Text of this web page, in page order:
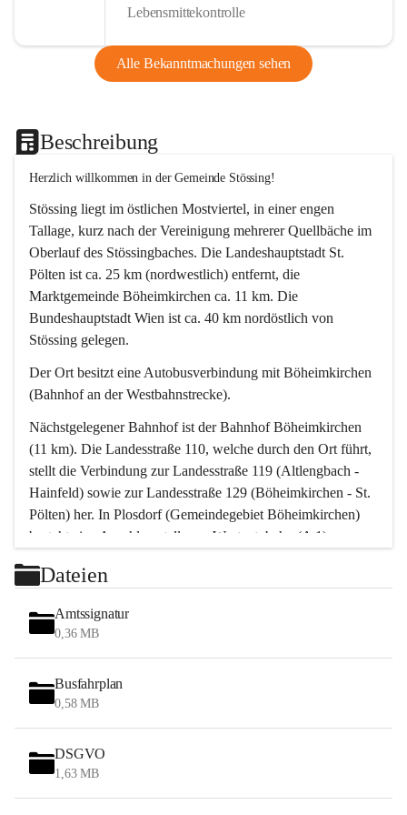
Lebensmittekontrolle
Alle Bekanntmachungen sehen
Beschreibung
Herzlich willkommen in der Gemeinde Stössing!
Stössing liegt im östlichen Mostviertel, in einer engen
Tallage, kurz nach der Vereinigung mehrerer Quellbäche im
Oberlauf des Stössingbaches. Die Landeshauptstadt St.
Pölten ist ca. 25 km (nordwestlich) entfernt, die
Marktgemeinde Böheimkirchen ca. 11 km. Die
Bundeshauptstadt Wien ist ca. 40 km nordöstlich von
Stössing gelegen.
Der Ort besitzt eine Autobusverbindung mit Böheimkirchen
(Bahnhof an der Westbahnstrecke).
Nächstgelegener Bahnhof ist der Bahnhof Böheimkirchen
(11 km). Die Landesstraße 110, welche durch den Ort führt,
stellt die Verbindung zur Landesstraße 119 (Altlengbach -
Hainfeld) sowie zur Landesstraße 129 (Böheimkirchen - St.
Pölten) her. In Plosdorf (Gemeindegebiet Böheimkirchen)
besteht eine Anschlussstelle zur Westautobahn (A 1).
Wien erreicht man in ca. 45 Minuten.
Stössing zählt noch zum Naherholungsraum Wien sowie
zum Naherholungsraum St. Pölten. Viele Bauernhöfe hatten
„ihre Wiener“. Seit 1960 bauten viele Wiener
Wochenendhäuser im Gemeindegebiet. Wegen des
waldreichen Jagdgebietes haben viele Jagdpächter ihre
Das Wandern ist aus touristischer Sicht die bedeutendste
Tätigkeit. Das hügelige Gebiet mit Wanderwegen durch
Wiesen, Wälder und Obstkulturen lädt dazu ein. Gefördert
Dateien
Amtssignatur
0,36 MB
Busfahrplan
0,58 MB
DSGVO
1,63 MB